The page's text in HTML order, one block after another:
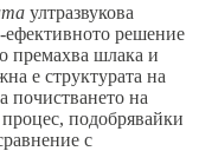
ултразвукова
решение
премахва шлака и
е структурата на
почистването на
подобрявайки
с